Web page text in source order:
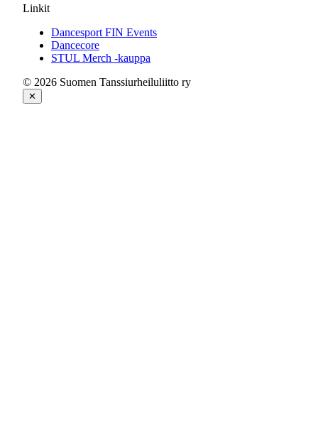
Linkit
Dancesport FIN Events
Dancecore
STUL Merch -kauppa
© 2026 Suomen Tanssiurheiluliitto ry
✕